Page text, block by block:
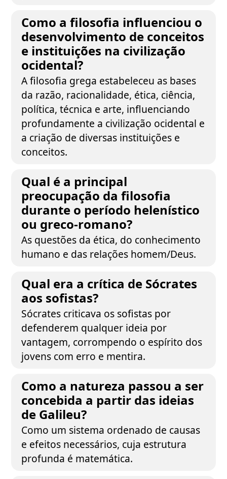
Como a filosofia influenciou o
desenvolvimento de conceitos
e instituições na civilização
ocidental?
A filosofia grega estabeleceu as bases
da razão, racionalidade, ética, ciência,
política, técnica e arte, influenciando
profundamente a civilização ocidental e
a criação de diversas instituições e
conceitos.
Qual é a principal
preocupação da filosofia
durante o período helenístico
ou greco-romano?
As questões da ética, do conhecimento
humano e das relações homem/Deus.
Qual era a crítica de Sócrates
aos sofistas?
Sócrates criticava os sofistas por
defenderem qualquer ideia por
vantagem, corrompendo o espírito dos
jovens com erro e mentira.
Como a natureza passou a ser
concebida a partir das ideias
de Galileu?
Como um sistema ordenado de causas
e efeitos necessários, cuja estrutura
profunda é matemática.